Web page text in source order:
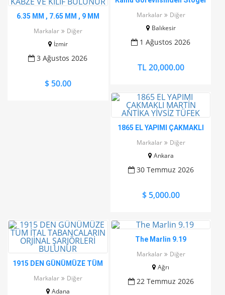
6.35 MM , 7.65 MM , 9 MM
ŞARJÖR, KABZE VE KILIF
BULUNUR
Markalar
Diğer
İzmir
3 Ağustos 2026
$ 50.00
Markalar
Diğer
Balıkesir
1 Ağustos 2026
TL 20,000.00
1865 EL YAPIMI ÇAKMAKLI
Markalar
Diğer
Ankara
30 Temmuz 2026
$ 5,000.00
1915 DEN GÜNÜMÜZE TÜM
ORJİNAL ŞARJÖRLERİ
Markalar
Diğer
Adana
The Marlin 9.19
Markalar
Diğer
Ağrı
22 Temmuz 2026